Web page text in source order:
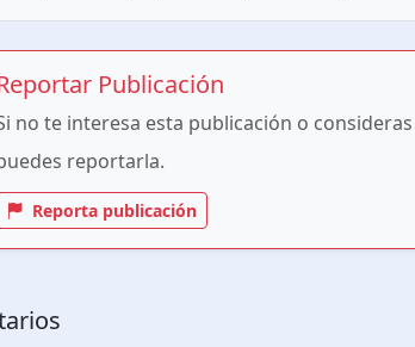
Publicación
no te interesa esta publicación o
reportarla.
Reporta publicación